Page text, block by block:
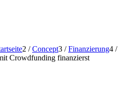
2 / Concept3 / Finanzierung4 /
Crowdfunding finanzierst